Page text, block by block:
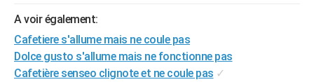
Destinations
City break
Voyage nature
Voyage de noces
Forum
Climat
PHOTO
GUIDES D'ACHAT
BONS PLANS
A voir également:
Cafetiere s'allume mais ne coule pas
Dolce gusto s'allume mais ne fonctionne pas
Cafetière senseo clignote et ne coule pas ✓